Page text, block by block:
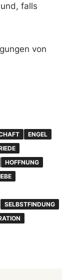
falls
von
ENGEL
HOFFNUNG
SELBSTFINDUNG